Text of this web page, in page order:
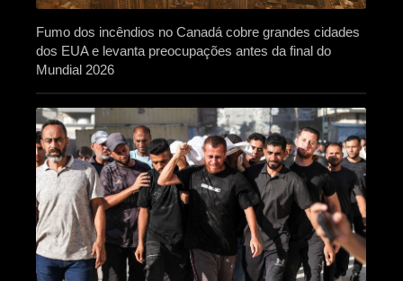
Fumo dos incêndios no Canadá cobre grandes cidades
dos EUA e levanta preocupações antes da final do
Mundial 2026